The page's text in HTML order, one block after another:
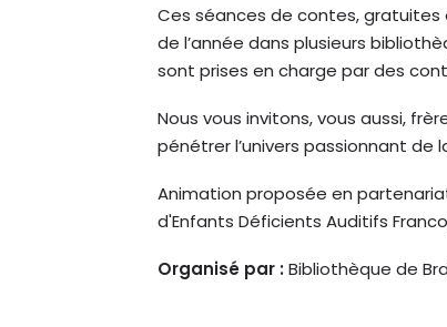
Ces séances de contes,
de l’année dans plusieurs
sont prises en charge par des
Nous vous invitons, vous aussi,
pénétrer l’univers passionnant de
Animation proposée en
d'Enfants Déficients Auditifs
Organisé par :Bibliothèque de